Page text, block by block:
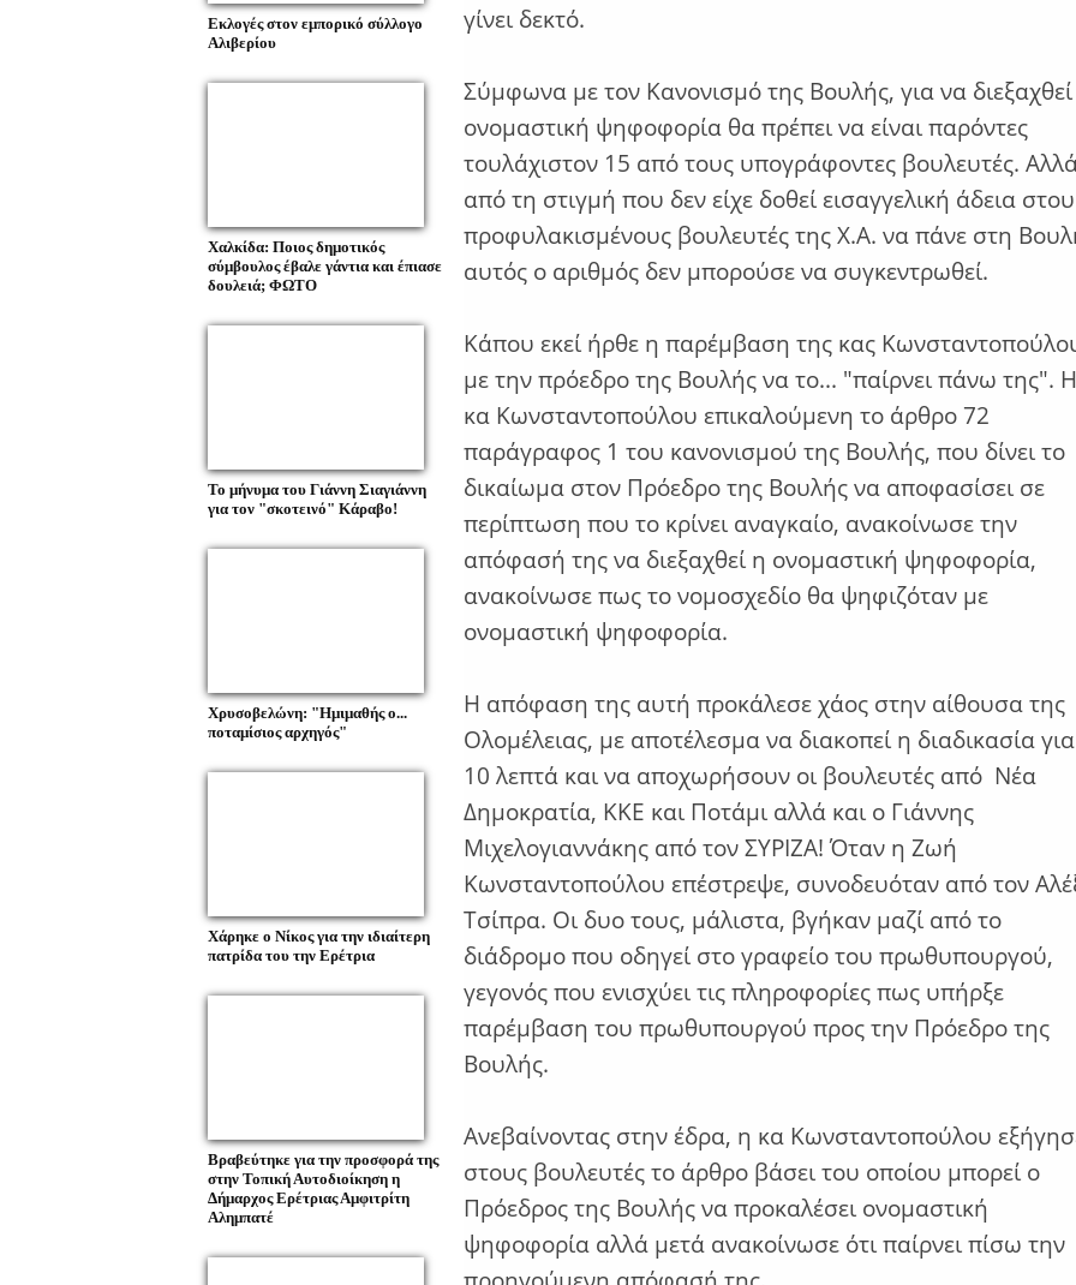
Εκλογές στον εμπορικό σύλλογο
Αλιβερίου
Χαλκίδα: Ποιος δημοτικός
σύμβουλος έβαλε γάντια και έπιασε
δουλειά; ΦΩΤΟ
Το μήνυμα του Γιάννη Σιαγιάννη
για τον "σκοτεινό" Κάραβο!
Χρυσοβελώνη: "Ημιμαθής ο...
ποταμίσιος αρχηγός"
Χάρηκε ο Νίκος για την ιδιαίτερη
πατρίδα του την Ερέτρια
Βραβεύτηκε για την προσφορά της
στην Τοπική Αυτοδιοίκηση η
Δήμαρχος Ερέτριας Αμφιτρίτη
Αλημπατέ
γίνει δεκτό.
Σύμφωνα με τον Κανονισμό της Βουλής, για να
ονομαστική ψηφοφορία θα πρέπει να είναι παρόντες
τουλάχιστον 15 από τους υπογράφοντες βουλευτές.
από τη στιγμή που δεν είχε δοθεί εισαγγελική άδεια
προφυλακισμένους βουλευτές της Χ.Α. να πάνε στη
αυτός ο αριθμός δεν μπορούσε να συγκεντρωθεί.
Κάπου εκεί ήρθε η παρέμβαση της κας
με την πρόεδρο της Βουλής να το... "παίρνει πάνω της". Η
κα Κωνσταντοπούλου επικαλούμενη το άρθρο 72
παράγραφος 1 του κανονισμού της Βουλής, που δίνει το
δικαίωμα στον Πρόεδρο της Βουλής να αποφασίσει σε
περίπτωση που το κρίνει αναγκαίο, ανακοίνωσε την
απόφασή της να διεξαχθεί η ονομαστική ψηφοφορία,
ανακοίνωσε πως το νομοσχεδίο θα ψηφιζόταν με
ονομαστική ψηφοφορία.
Η απόφαση της αυτή προκάλεσε χάος στην αίθουσα της
Ολομέλειας, με αποτέλεσμα να διακοπεί η διαδικασία για
10 λεπτά και να αποχωρήσουν οι βουλευτές από Νέα
Δημοκρατία, ΚΚΕ και Ποτάμι αλλά και ο Γιάννης
Μιχελογιαννάκης από τον ΣΥΡΙΖΑ! Όταν η Ζωή
Κωνσταντοπούλου επέστρεψε, συνοδευόταν από τον
Τσίπρα. Οι δυο τους, μάλιστα, βγήκαν μαζί από το
διάδρομο που οδηγεί στο γραφείο του πρωθυπουργού,
γεγονός που ενισχύει τις πληροφορίες πως υπήρξε
παρέμβαση του πρωθυπουργού προς την Πρόεδρο της
Βουλής.
Ανεβαίνοντας στην έδρα, η κα Κωνσταντοπούλου
στους βουλευτές το άρθρο βάσει του οποίου μπορεί ο
Πρόεδρος της Βουλής να προκαλέσει ονομαστική
ψηφοφορία αλλά μετά ανακοίνωσε ότι παίρνει πίσω την